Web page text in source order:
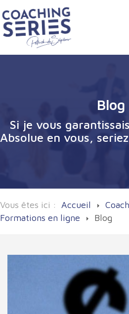
Blog
Si je vous
Absolue en vous,
Vous êtes ici : Accueil
Formations en ligne
Blog